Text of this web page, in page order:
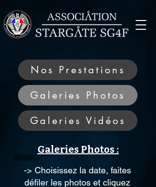
Nos Prestations
Galeries Photos
Galeries Vidéos
Galeries Photos Stargate SG4F
Nos prestations
photos stargate sg4f
vidéo stargate sg4f
Galeries Photos :
-> Choisissez la date, faites
défiler les photos et cliquez